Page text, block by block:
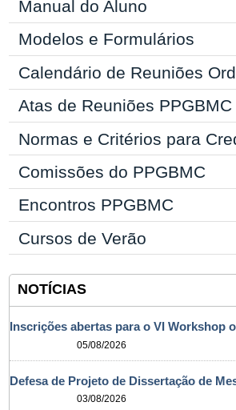
Processos Seletivos
Manualdo Aluno
Modelos e Formulários
Calendário de Reuniões
Atas de Reuniões PPGBMC
Normas e Critérios para
Comissões do PPGBMC
Cursos de Verão
NOTÍCIAS
Inscrições abertas para o VI Workshop
05/08/2026